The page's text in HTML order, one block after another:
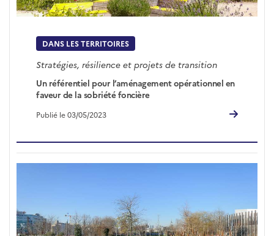
DANS LES TERRITOIRES
Stratégies, résilience et projets de transition
Un référentiel pour l’aménagement opérationnel en
faveur de la sobriété foncière
Publié le 03/05/2023